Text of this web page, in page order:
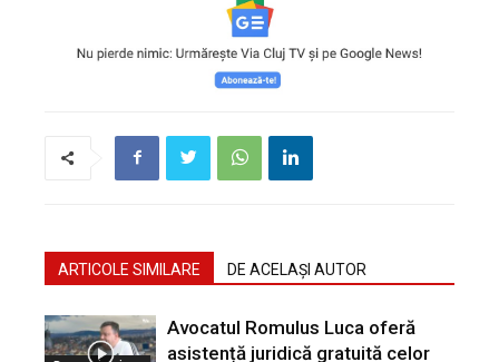
ARTICOLE SIMILARE DE ACELAȘI AUTOR
Avocatul Romulus Luca oferă
asistență juridică gratuită celor